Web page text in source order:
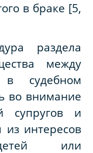
в браке [5,
раздела
между
в судебном
во внимание
супругов и
интересов
детей или